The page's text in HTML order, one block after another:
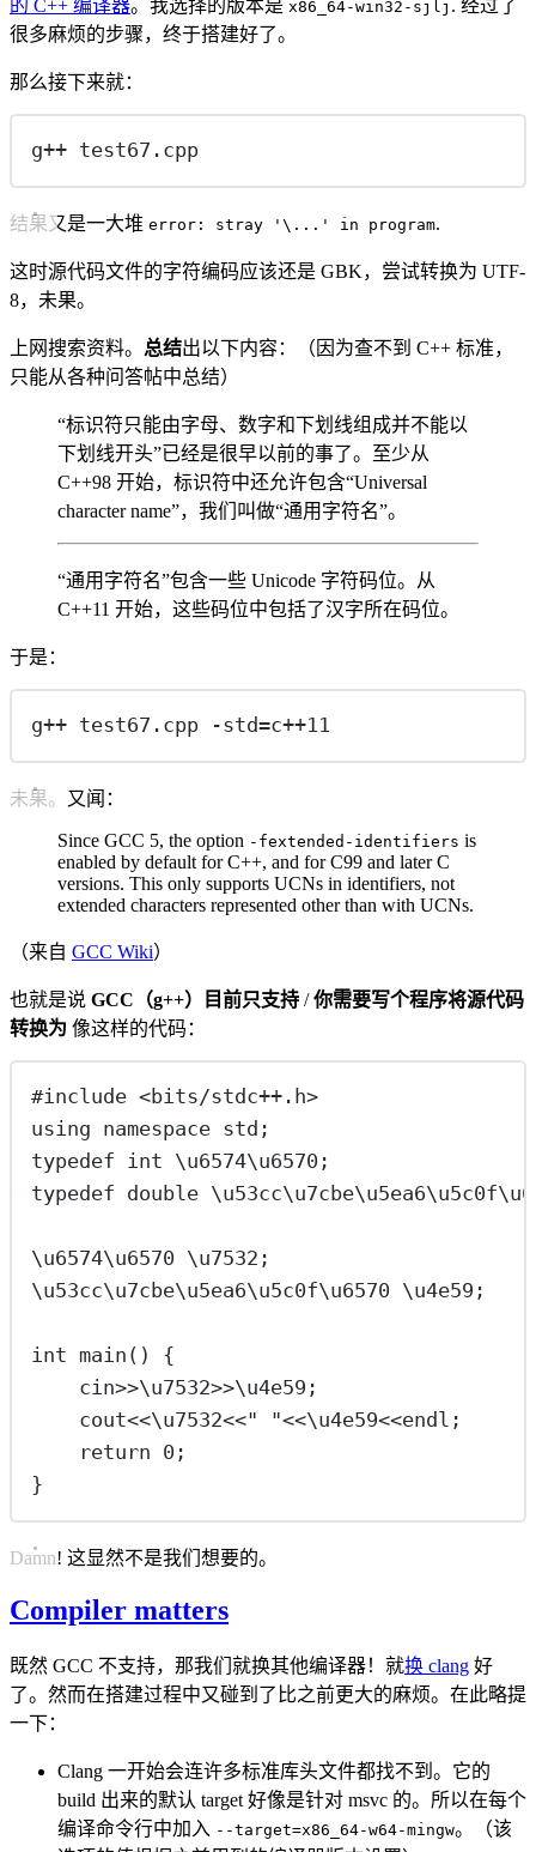
的 C++ 编译器。我选择的版本是 x86_64-win32-sjlj . 经过了
很多麻烦的步骤，终于搭建好了。
那么接下来就：
g++ test67.cpp
结果又是一大堆 error: stray '\...' in program.
这时源代码文件的字符编码应该还是 GBK，尝试转换为 UTF-
8，未果。
上网搜索资料。 总结出以下内容：（因为查不到 C++ 标准，
只能从各种问答帖中总结）
“标识符只能由字母、数字和下划线组成并不能以
下划线开头”已经是很早以前的事了。至少从
C++98 开始，标识符中还允许包含“Universal
character name”，我们叫做“通用字符名”。
“通用字符名”包含一些 Unicode 字符码位。从
C++11 开始，这些码位中包括了汉字所在码位。
于是：
g++ test67.cpp -std=c++11
未果。又闻：
Since GCC 5, the option -fextended-identifiers is
enabled by default for C++, and for C99 and later C
versions. This only supports UCNs in identifiers, not
extended characters represented other than with UCNs.
（来自 GCC Wiki）
也就是说 GCC（g++）目前只支持 /你需要写个程序将源代码
转换为 像这样的代码：
#include <bits/stdc++.h>
using namespace std ;
typedef int \u6574\u6570;
typedef double
\u6574\u6570 \u7532;
\u53cc\u7cbe\u5ea6\u5c0f\u6570 \u4e59;
int main () {
cin>>\u7532>>\u4e59;
cout<<\u7532<<" "<<\u4e59<<endl;
return 0 ;
}
Damn! 这显然不是我们想要的。
Compiler matters
既然 GCC 不支持，那我们就换其他编译器！就换 clang 好
了。然而在搭建过程中又碰到了比之前更大的麻烦。在此略提
一下：
Clang 一开始会连许多标准库头文件都找不到。它的
build 出来的默认 target 好像是针对 msvc 的。所以在每个
编译命令行中加入 --target=x86_64-w64-mingw。（该